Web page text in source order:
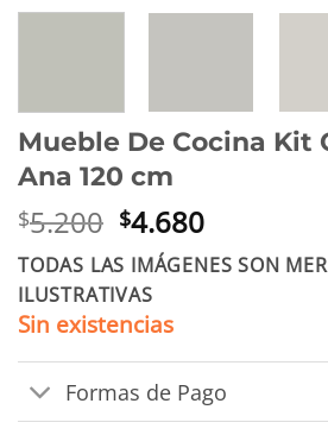
Mueble De Cocina Kit
Ana 120 cm
$5.200 El
precio
original
era:
$5.200.
$4.680El
precio
actual
TODAS LAS IMÁGENES SON
ILUSTRATIVAS
Sin existencias
Formas de Pago